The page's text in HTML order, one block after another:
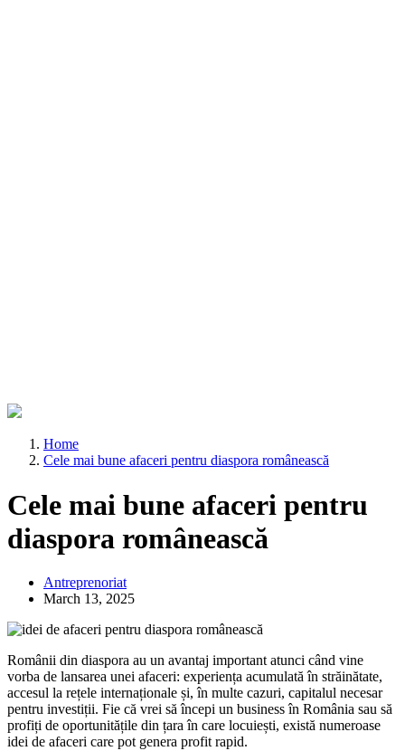
Home
Cele mai bune afaceri pentru diaspora românească
Cele mai bune afaceri pentru
diaspora românească
Antreprenoriat
March 13, 2025
Românii din diaspora au un avantaj important atunci când vine
vorba de lansarea unei afaceri: experiența acumulată în străinătate,
accesul la rețele internaționale și, în multe cazuri, capitalul necesar
pentru investiții. Fie că vrei să începi un business în România sau să
profiți de oportunitățile din țara în care locuiești, există numeroase
idei de afaceri care pot genera profit rapid.